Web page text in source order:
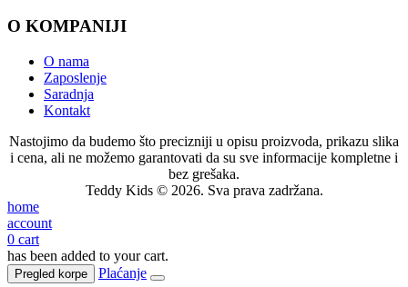
O KOMPANIJI
O nama
Zaposlenje
Saradnja
Kontakt
Nastojimo da budemo što precizniji u opisu proizvoda, prikazu slika
i cena, ali ne možemo garantovati da su sve informacije kompletne i
bez grešaka.
Teddy Kids © 2026. Sva prava zadržana.
home
account
0 cart
has been added to your cart.
Pregled korpe Plaćanje